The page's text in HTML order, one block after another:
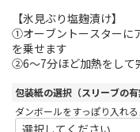
【氷見ぶり塩麹漬け】
①オーブントースターに
を乗せます
②6～7分ほど加熱をして
包装紙の選択（スリーブの有
ダンボールをすっぽり入れ